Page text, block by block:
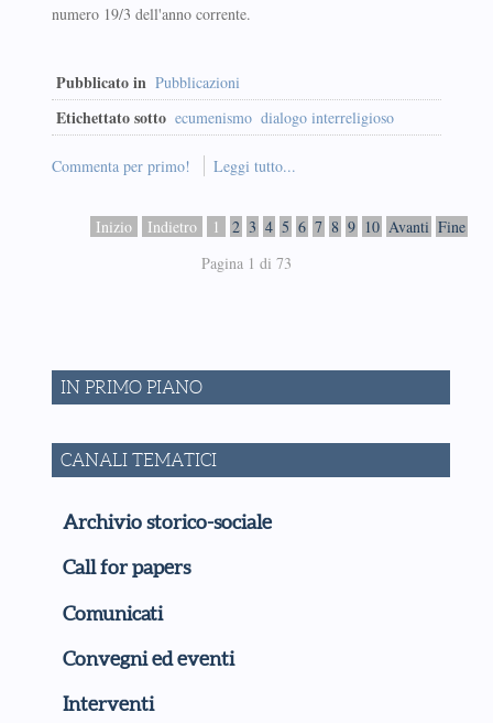
numero 19/3 dell'anno corrente.
Pubblicato in Pubblicazioni
Etichettato sotto ecumenismo dialogo interreligioso
Commenta per primo! Leggi tutto...
Inizio Indietro 1 2 3 4 5 6 7 8 9 10 Avanti Fine
Pagina 1 di 73
IN PRIMO PIANO
CANALI TEMATICI
Archivio storico-sociale
Call for papers
Comunicati
Convegni ed eventi
Interventi